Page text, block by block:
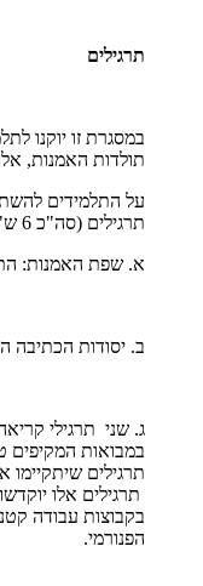
תרגילים
במסגרת זו יוקנו
תולדות האמנות,
על התלמידים
תרגילים (סה"כ 6 ש"ס):
א. שפת האמנות:
ב. יסודות הכתיבה
ג. שני תרגילי
במבואות המקיפים
תרגילים אלו
בקבוצות עבודה
הפנורמי.